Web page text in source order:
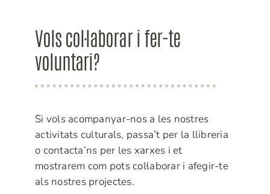
Vols col·laborar i fer-te
voluntari?
Si vols acompanyar-nos a les nostres
activitats culturals, passa’t per la llibreria
o contacta’ns per les xarxes i et
mostrarem com pots col·laborar i afegir-te
als nostres projectes.